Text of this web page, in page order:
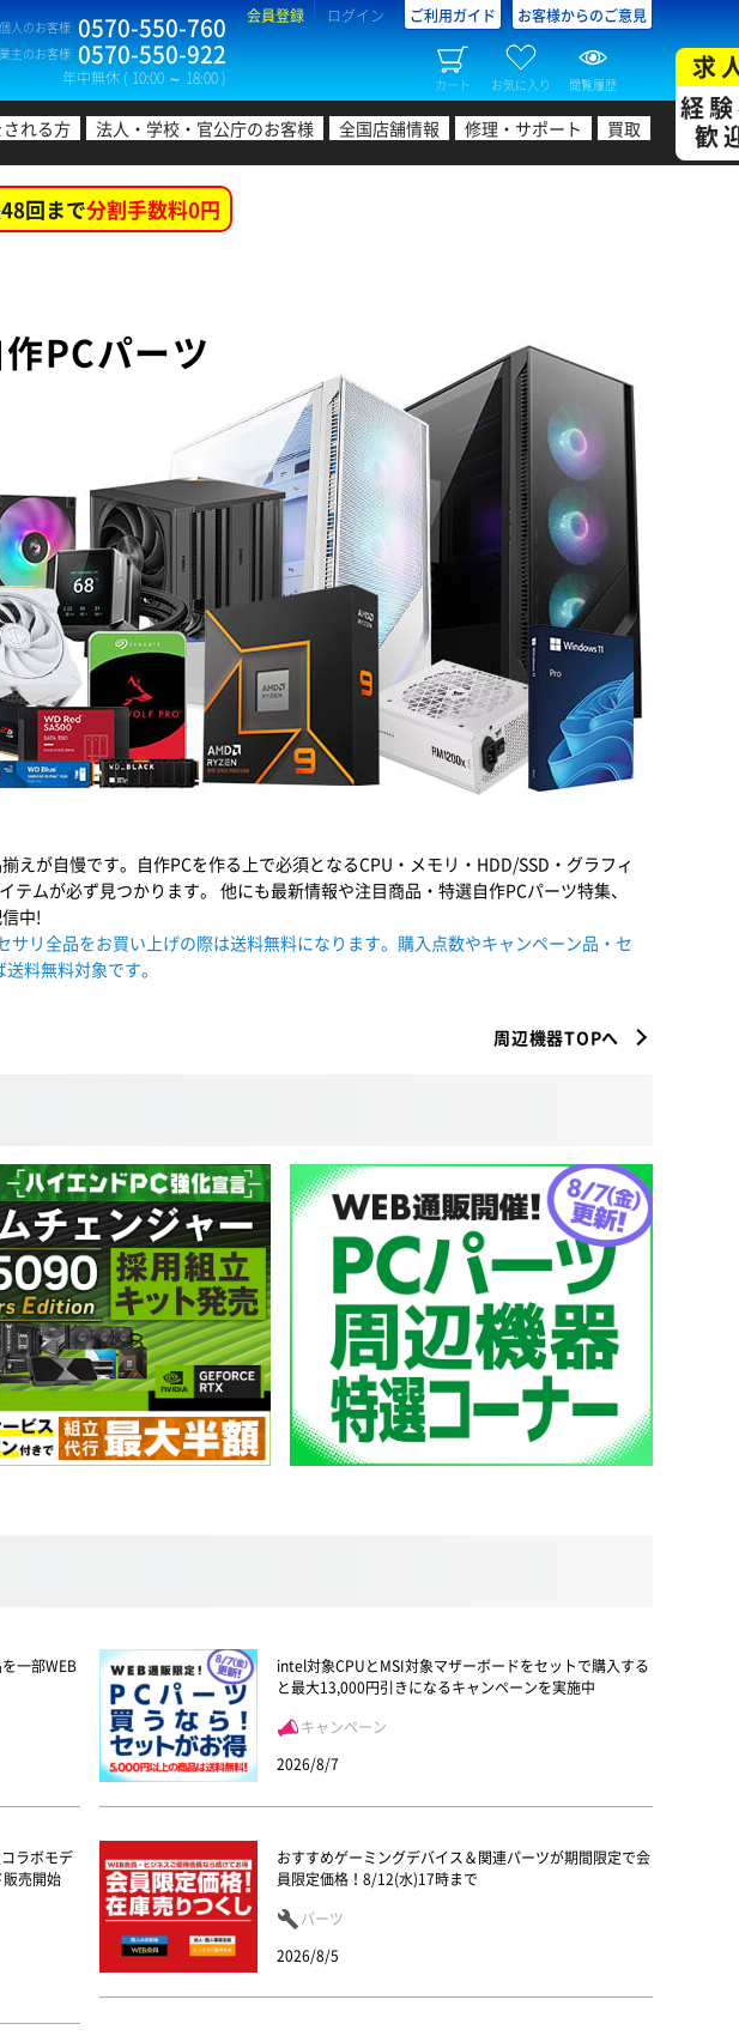
個人のお客様 0570-550-760
主のお客様 0570-550-922
年中無休 ( 10:00 ～ 18:00 )
会員登録 ログイン ご利用ガイド お客様からのご意見
カート お気に入り 閲覧履歴
れる方 法人・学校・官公庁のお客様 全国店舗情報 修理・サポート 買取
求
経
歓
回まで分割手数料0円
作PCパーツ
えが自慢です。自作PCを作る上で必須となるCPU・メモリ・HDD/SSD・グラフィ
ムが必ず見つかります。 他にも最新情報や注目商品・特選自作PCパーツ特集、
中!
リ全品をお買い上げの際は送料無料になります。購入点数やキャンペーン品・セ
料無料対象です。
周辺機器TOPへ
一部WEB
intel対象CPUとMSI対象マザーボードをセットで購入する
と最大13,000円引きになるキャンペーンを実施中
キャンペーン
2026/8/7
ラボモデ
売開始
おすすめゲーミングデバイス＆関連パーツが期間限定で会
員限定価格！8/12(水)17時まで
パーツ
2026/8/5